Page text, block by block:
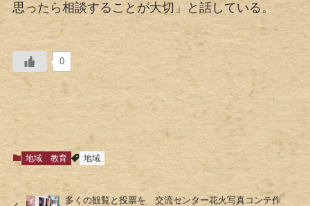
思ったら相談することが大切」と話している。
0
地域 教育 地域
多くの観覧と投票を 交流センター花火写真コンテ作